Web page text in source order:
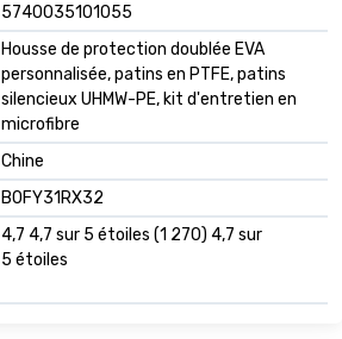
5740035101055
Housse de protection doublée EVA
personnalisée, patins en PTFE, patins
silencieux UHMW-PE, kit d'entretien en
microfibre
Chine
B0FY31RX32
4,7 4,7 sur 5 étoiles (1 270) 4,7 sur
5 étoiles